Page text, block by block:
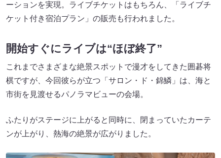
ーションを実現。ライブチケットはもちろん、「ライブチ
ケット付き宿泊プラン」の販売も行われました。
開始すぐにライブは“ほぼ終了”
これまでさまざまな絶景スポットで漫才をしてきた囲碁将
棋ですが、今回彼らが立つ「サロン・ド・錦鱗」は、海と
市街を見渡せるパノラマビューの会場。
ふたりがステージに上がると同時に、閉まっていたカーテ
ンが上がり、熱海の絶景が広がりました。